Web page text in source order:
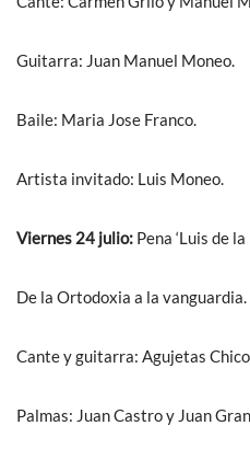
Guitarra: Juan Manuel Moneo.
Baile: Maria Jose Franco.
Artista invitado: Luis Moneo.
Viernes 24 julio: Pena ‘Luis de la
De la Ortodoxia a la vanguardia.
Cante y guitarra: Agujetas Chico
Palmas: Juan Castro y Juan